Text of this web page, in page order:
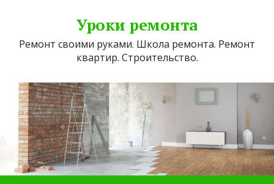
Уроки ремонта
Ремонт своими руками. Школа ремонта. Ремонт
квартир. Строительство.